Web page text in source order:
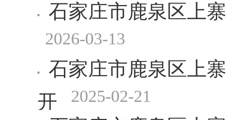
石家庄市鹿泉区上
2026-03-13
石家庄市鹿泉区上
开 2025-02-21